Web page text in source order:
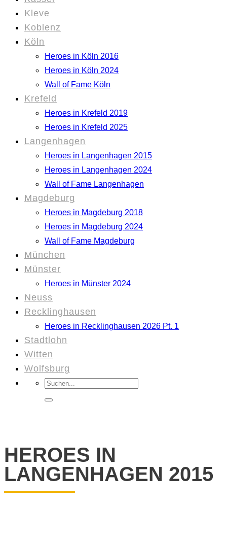
Kleve
Koblenz
Köln
Heroes in Köln 2016
Heroes in Köln 2024
Wall of Fame Köln
Krefeld
Heroes in Krefeld 2019
Heroes in Krefeld 2025
Langenhagen
Heroes in Langenhagen 2015
Heroes in Langenhagen 2024
Wall of Fame Langenhagen
Magdeburg
Heroes in Magdeburg 2018
Heroes in Magdeburg 2024
Wall of Fame Magdeburg
München
Münster
Heroes in Münster 2024
Neuss
Recklinghausen
Heroes in Recklinghausen 2026 Pt. 1
Stadtlohn
Witten
Wolfsburg
Suchen
nach:
HEROES IN
LANGENHAGEN 2015